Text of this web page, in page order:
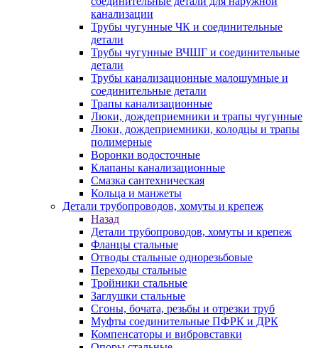
канализации
Трубы чугунные ЧК и соединительные
детали
Трубы чугунные ВЧШГ и соединительные
детали
Трубы канализационные малошумные и
соединительные детали
Трапы канализационные
Люки, дождеприемники и трапы чугунные
Люки, дождеприемники, колодцы и трапы
полимерные
Воронки водосточные
Клапаны канализационные
Смазка сантехническая
Кольца и манжеты
Детали трубопроводов, хомуты и крепеж
Назад
Детали трубопроводов, хомуты и крепеж
Фланцы стальные
Отводы стальные однорезьбовые
Переходы стальные
Тройники стальные
Заглушки стальные
Сгоны, бочата, резьбы и отрезки труб
Муфты соединительные ПФРК и ДРК
Компенсаторы и вибровставки